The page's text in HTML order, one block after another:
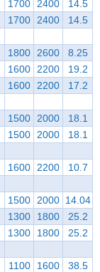
1700 2400
14.5
1700 2400 14.5
1800 2600
8.25
1600 2200
19.2
1600 2200 17.2
1500 2000
18.1
1500 2000 18.1
1600 2200 10.7
1500 2000 14.04
1300 1800
25.2
1300 1800 25.2
1100 1600 38.5